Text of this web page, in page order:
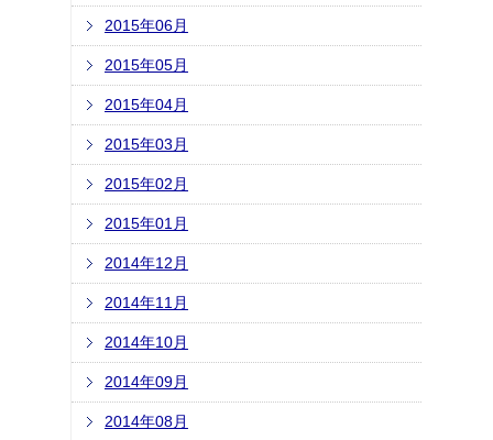
2015年06月
2015年05月
2015年04月
2015年03月
2015年02月
2015年01月
2014年12月
2014年11月
2014年10月
2014年09月
2014年08月